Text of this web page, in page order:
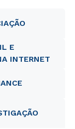
E
INTERNET